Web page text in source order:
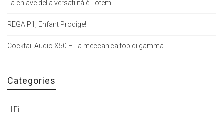
La chiave della versatilità è Totem
REGA P1, Enfant Prodige!
Cocktail Audio X50 – La meccanica top di gamma
Categories
HiFi